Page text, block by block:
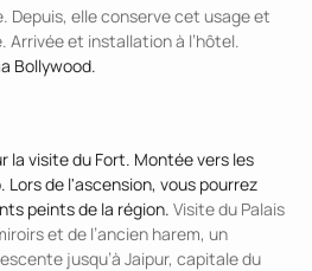
Depuis, elle conserve cet usage et
Arrivée et installation à l’hôtel.
Bollywood.
la visite du Fort. Montée vers les
Lors de l'ascension, vous pourrez
peints de la région. Visite du Palais
et de l’ancien harem, un
jusqu’à Jaipur, capitale du